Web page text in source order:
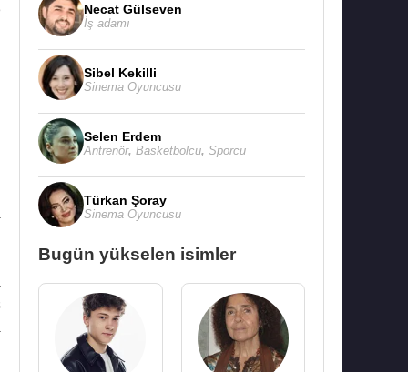
Necat Gülseven
İş adamı
Sibel Kekilli
Sinema Oyuncusu
Selen Erdem
Antrenör, Basketbolcu, Sporcu
Türkan Şoray
Sinema Oyuncusu
Bugün yükselen isimler